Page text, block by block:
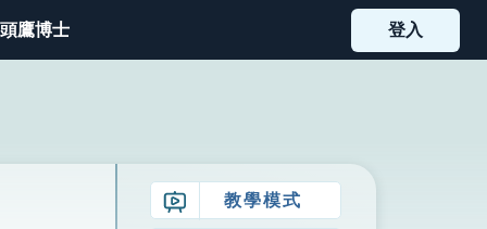
鷹博士 登入
教學模式